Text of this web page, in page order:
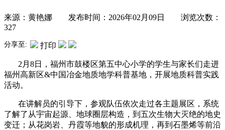
来源：黄艳娜 发布时间：2026年02月09日 浏览次数：
327
分享至: 打印
2月8日，福州市鼓楼区第五中心小学的学生与家长们走进
福州高新区&中国冶金地质地学科普基地，开展地质科普实践
活动。
在讲解员的引导下，参观队伍依次走过各主题展区，系统
了解了从宇宙起源、地球圈层构造，到五次生物大灭绝的地史
变迁；从花岗岩、丹霞等地貌的形成机理，再到石墨烯等前沿